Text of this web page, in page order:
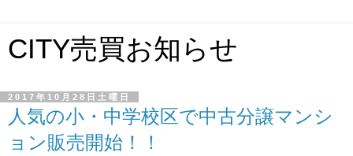
CITY売買お知らせ
2017年10月28日土曜日
人気の小・中学校区で中古分譲マンシ
ョン販売開始！！